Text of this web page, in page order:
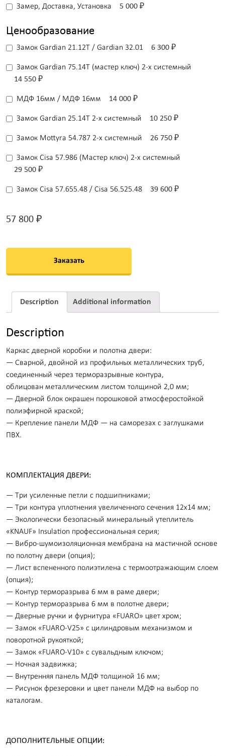
Замер, Доставка, Установка 5 000 ₽
Ценообразование
Замок Gardian 21.12T / Gardian 32.01 6 300 ₽
Замок Gardian 75.14T (мастер ключ) 2-х системный
14 550 ₽
МДФ 16мм / МДФ 16мм 14 000 ₽
Замок Gardian 25.14T 2-x системный 10 250 ₽
Замок Mottyra 54.787 2-х системный 26 750 ₽
Замок Сisa 57.986 (Мастер ключ) 2-х системный
29 500 ₽
Замок Сisa 57.655.48 / Cisa 56.525.48 39 600 ₽
57 800 ₽
Заказать
Description Additional information
Description
Каркас дверной коробки и полотна двери:
— Сварной, двойной из профильных металлических труб,
соединенный через терморазрывные контура,
облицован металлическим листом толщиной 2,0 мм;
— Дверной блок окрашен порошковой атмосферостойкой
полиэфирной краской;
— Крепление панели МДФ — на саморезах с заглушками
ПВХ.
КОМПЛЕКТАЦИЯ ДВЕРИ:
— Три усиленные петли с подшипниками;
— Три контура уплотнения увеличенного сечения 12х14 мм;
— Экологически безопасный минеральный утеплитель
«KNAUF» Insulation профессиональная серия;
— Вибро-шумоизоляционная мембрана на мастичной основе
по полотну двери (опция);
— Лист вспененного полиэтилена с термоотражающим слоем
(опция);
— Контур терморазрыва 6 мм в раме двери;
— Контур терморазрыва 6 мм в полотне двери;
— Дверные ручки и фурнитура «FUARO» цвет хром;
— Замок «FUARO-V25» с цилиндровым механизмом и
поворотной рукояткой;
— Замок «FUARO-V10» с сувальдным ключом;
— Ночная задвижка;
— Внутренняя панель МДФ толщиной 16 мм;
— Рисунок фрезеровки и цвет панели МДФ на выбор по
каталогам.
ДОПОЛНИТЕЛЬНЫЕ ОПЦИИ: